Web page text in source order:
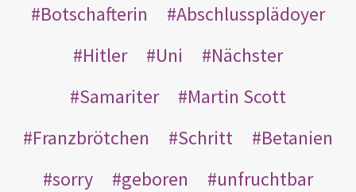
Botschafterin
Abschlussplädoyer
Hitler
Uni
Nächster
Samariter
Martin Scott
Franzbrötchen
Schritt
Betanien
sorry
geboren
unfruchtbar